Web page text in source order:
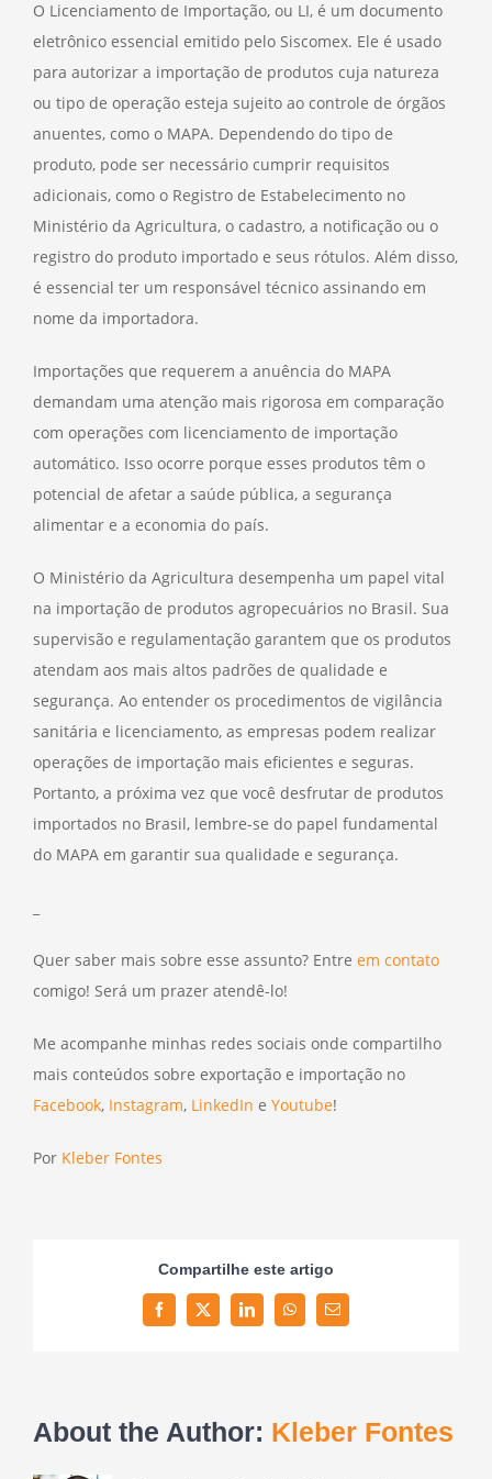
O Licenciamento de Importação, ou LI, é um documento
eletrônico essencial emitido pelo Siscomex. Ele é usado
para autorizar a importação de produtos cuja natureza
ou tipo de operação esteja sujeito ao controle de órgãos
anuentes, como o MAPA. Dependendo do tipo de
produto, pode ser necessário cumprir requisitos
adicionais, como o Registro de Estabelecimento no
Ministério da Agricultura, o cadastro, a notificação ou o
registro do produto importado e seus rótulos. Além disso,
é essencial ter um responsável técnico assinando em
nome da importadora.
Importações que requerem a anuência do MAPA
demandam uma atenção mais rigorosa em comparação
com operações com licenciamento de importação
automático. Isso ocorre porque esses produtos têm o
potencial de afetar a saúde pública, a segurança
alimentar e a economia do país.
O Ministério da Agricultura desempenha um papel vital
na importação de produtos agropecuários no Brasil. Sua
supervisão e regulamentação garantem que os produtos
atendam aos mais altos padrões de qualidade e
segurança. Ao entender os procedimentos de vigilância
sanitária e licenciamento, as empresas podem realizar
operações de importação mais eficientes e seguras.
Portanto, a próxima vez que você desfrutar de produtos
importados no Brasil, lembre-se do papel fundamental
do MAPA em garantir sua qualidade e segurança.
Quer saber mais sobre esse assunto? Entre em contato
comigo! Será um prazer atendê-lo!
Me acompanhe minhas redes sociais onde compartilho
mais conteúdos sobre exportação e importação no
Facebook, Instagram, LinkedIn e Youtube!
Por Kleber Fontes
Compartilhe este artigo
FacebookTwitterLinkedInWhatsAppEmail
About the Author: Kleber Fontes